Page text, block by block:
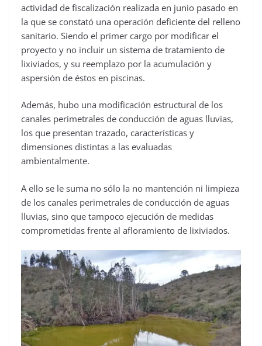
actividad de fiscalización realizada en junio pasado en
la que se constató una operación deficiente del relleno
sanitario. Siendo el primer cargo por modificar el
proyecto y no incluir un sistema de tratamiento de
lixiviados, y su reemplazo por la acumulación y
aspersión de éstos en piscinas.
Además, hubo una modificación estructural de los
canales perimetrales de conducción de aguas lluvias,
los que presentan trazado, características y
dimensiones distintas a las evaluadas
ambientalmente.
A ello se le suma no sólo la no mantención ni limpieza
de los canales perimetrales de conducción de aguas
lluvias, sino que tampoco ejecución de medidas
comprometidas frente al afloramiento de lixiviados.